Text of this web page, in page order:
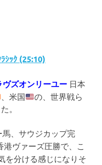
ｼｯｸ (25:10)
ズオンリーユー 日本
、米国
の、世界戦ら
。
、サウジカップ完
港ヴァーズ圧勝で、こ
を分ける感じになりそ